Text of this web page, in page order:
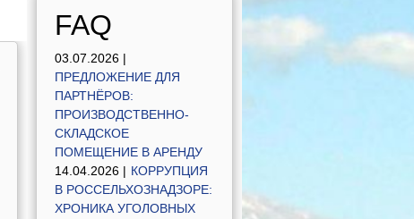
FAQ
03.07.2026 |
ПРЕДЛОЖЕНИЕ ДЛЯ
ПАРТНЁРОВ:
ПРОИЗВОДСТВЕННО-
СКЛАДСКОЕ
ПОМЕЩЕНИЕ В АРЕНДУ
14.04.2026 | КОРРУПЦИЯ
В РОССЕЛЬХОЗНАДЗОРЕ:
ХРОНИКА УГОЛОВНЫХ